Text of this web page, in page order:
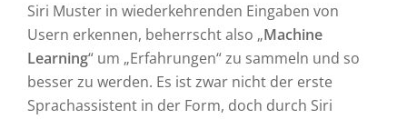
Siri Muster in wiederkehrenden Eingaben von
Usern erkennen, beherrscht also „Machine
Learning“ um „Erfahrungen“ zu sammeln und so
besser zu werden. Es ist zwar nicht der erste
Sprachassistent in der Form, doch durch Siri